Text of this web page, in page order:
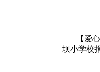
【爱
坝小学校